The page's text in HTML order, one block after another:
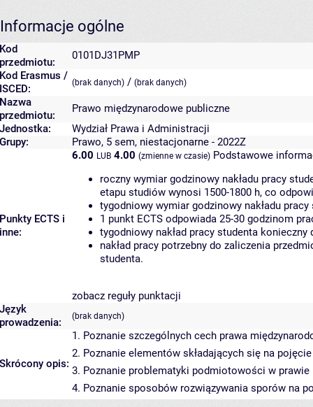
Informacje ogólne
Kod
przedmiotu:
0101DJ31PMP
Kod Erasmus /
ISCED:
(brak danych) / (brak danych)
Nazwa
przedmiotu:
Prawo międzynarodowe publiczne
Jednostka:
Wydział Prawa i Administracji
Grupy:
Prawo, 5 sem, niestacjonarne - 2022Z
Punkty ECTS i
inne:
6.00 LUB 4.00 (zmienne w czasie) Podstawowe
roczny wymiar godzinowy nakładu pracy
etapu studiów wynosi 1500-1800 h, co
tygodniowy wymiar godzinowy nakładu
1 punkt ECTS odpowiada 25-30 godzinom
tygodniowy nakład pracy studenta
nakład pracy potrzebny do zaliczenia
studenta.
zobacz reguły punktacji
Język
prowadzenia:
(brak danych)
Skrócony opis:
1. Poznanie szczególnych cech prawa
2. Poznanie elementów składających się na
3. Poznanie problematyki podmiotowości w
4. Poznanie sposobów rozwiązywania sporów na